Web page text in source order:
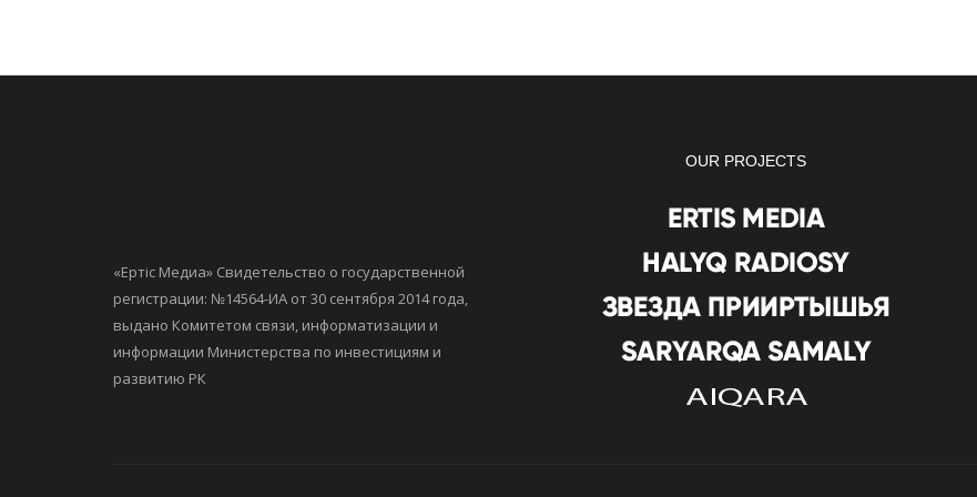
«Ертiс Медиа» Свидетельство о государственной
регистрации: №14564-ИА от 30 сентября 2014 года,
выдано Комитетом связи, информатизации и
информации Министерства по инвестициям и
развитию РК
OUR PROJECTS